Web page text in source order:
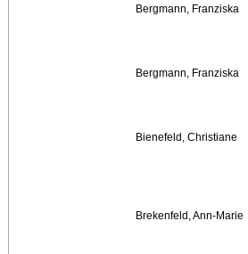
Bergmann, Franziska
Bergmann, Franziska
Bienefeld, Christiane
Brekenfeld, Ann-Marie